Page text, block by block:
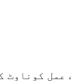
عمل کوناوٹ